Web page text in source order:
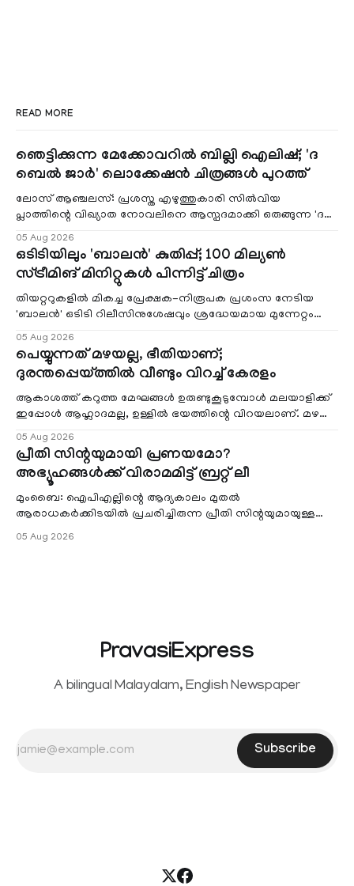
READ MORE
ഞെട്ടിക്കുന്ന മേക്കോവറിൽ ബില്ലി ഐലിഷ്; 'ദ
ബെൽ ജാർ' ലൊക്കേഷൻ ചിത്രങ്ങൾ പുറത്ത്
ലോസ് ആഞ്ചലസ്: പ്രശസ്ത എഴുത്തുകാരി സിൽവിയ
പ്ലാത്തിന്റെ വിഖ്യാത നോവലിനെ ആസ്പദമാക്കി ഒരുങ്ങുന്ന 'ദ
ബെൽ ജാർ' എന്ന ചിത്രത്തി
05 Aug 2026
ഒടിടിയിലും 'ബാലൻ' കുതിപ്പ്; 100 മില്യൺ
സ്ട്രീമിങ് മിനിറ്റുകൾ പിന്നിട്ട് ചിത്രം
തിയറ്ററുകളിൽ മികച്ച പ്രേക്ഷക-നിരൂപക പ്രശംസ നേടിയ
'ബാലൻ' ഒടിടി റിലീസിനുശേഷവും ശ്രദ്ധേയമായ മുന്നേറ്റം
തുടരുന്നു. സീ5-ൽ
05 Aug 2026
പെയ്യുന്നത് മഴയല്ല, ഭീതിയാണ്;
ദുരന്തപ്പെയ്ത്തിൽ വീണ്ടും വിറച്ച് കേരളം
ആകാശത്ത് കറുത്ത മേഘങ്ങൾ ഉരുണ്ടുകൂടുമ്പോൾ മലയാളിക്ക്
ഇപ്പോൾ ആഹ്ലാദമല്ല, ഉള്ളിൽ ഭയത്തിന്റെ വിറയലാണ്. മഴ
ഒരുകാലത്ത് സമൃദ്ധിയുടെയും പ്
05 Aug 2026
പ്രീതി സിന്റയുമായി പ്രണയമോ?
അഭ്യൂഹങ്ങൾക്ക് വിരാമമിട്ട് ബ്രറ്റ് ലീ
മുംബൈ: ഐപിഎല്ലിന്റെ ആദ്യകാലം മുതൽ
ആരാധകർക്കിടയിൽ പ്രചരിച്ചിരുന്ന പ്രീതി സിന്റയുമായുള്ള
പ്രണയ അഭ്യൂഹങ്ങൾ തള്ളി മുൻ ഓസ്ട്രേലിയൻ പേ
05 Aug 2026
PravasiExpress
A bilingual Malayalam, English Newspaper
Subscribe